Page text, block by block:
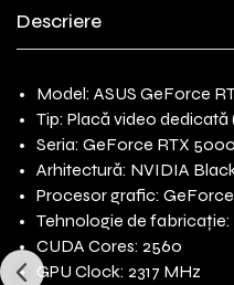
Descriere
Model: ASUS GeForce
Tip: Placă video
Seria: GeForce RTX 5000
Arhitectură: NVIDIA
Procesor grafic:
Tehnologie de fabricație:
CUDA Cores: 2560
GPU Clock: 2317 MHz